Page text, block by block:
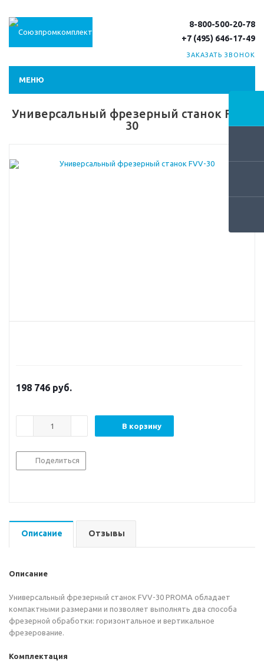
8-800-500-20-78
+7 (495) 646-17-49
ЗАКАЗАТЬ ЗВОНОК
МЕНЮ
Универсальный фрезерный станок FVV-
30
198 746 руб.
В корзину
Поделиться
Описание Отзывы
Описание
Универсальный фрезерный станок FVV-30 PROMA обладает
компактными размерами и позволяет выполнять два способа
фрезерной обработки: горизонтальное и вертикальное
фрезерование.
Комплектация